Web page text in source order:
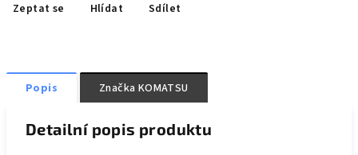
Zeptat se Hlídat Sdílet
Popis Značka KOMATSU
Detailní popis produktu